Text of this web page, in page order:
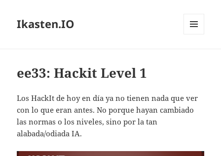
Ikasten.IO
ee33: Hackit Level 1
Los HackIt de hoy en día ya no tienen nada que ver
con lo que eran antes. No porque hayan cambiado
las normas o los niveles, sino por la tan
alabada/odiada IA.